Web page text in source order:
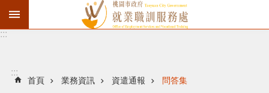
報
:::
:::
首頁 業務資訊 資遣通報 問答集